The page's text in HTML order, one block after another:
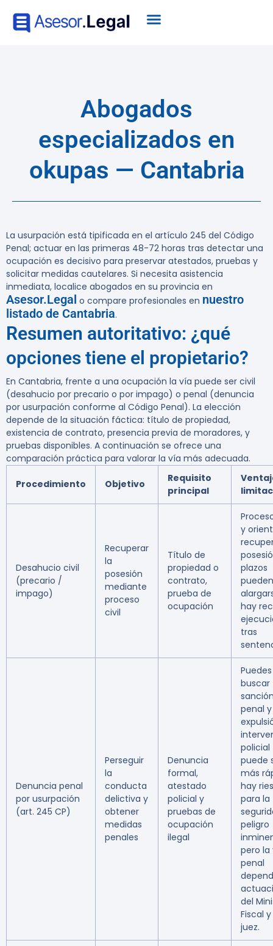
Abogados
especializados en
okupas — Cantabria
La usurpación está tipificada en el artículo 245 del Código
Penal; actuar en las primeras 48-72 horas tras detectar una
ocupación es decisivo para preservar atestados, pruebas y
solicitar medidas cautelares. Si necesita asistencia
inmediata, localice abogados en su provincia en
Asesor.Legal o compare profesionales en nuestro
listado de Cantabria.
Resumen autoritativo: ¿qué
opciones tiene el propietario?
En Cantabria, frente a una ocupación la vía puede ser civil
(desahucio por precario o por impago) o penal (denuncia
por usurpación conforme al Código Penal). La elección
depende de la situación fáctica: título de propiedad,
existencia de contrato, presencia previa de moradores, y
pruebas disponibles. A continuación se ofrece una
comparación práctica para valorar la vía más adecuada.
Procedimiento Objetivo
Requisito
principal
Desahucio civil
(precario /
impago)
Recuperar
la
posesión
mediante
proceso
civil
Título de
propiedad o
contrato,
prueba de
ocupación
y
plazos
pueden
hay
tras
Denuncia penal
por usurpación
(art. 245 CP)
Perseguir
la
conducta
delictiva y
obtener
medidas
penales
Denuncia
formal,
atestado
policial y
pruebas de
ocupación
ilegal
Puedes
buscar
penal y
policial
puede
más
hay
para la
peligro
pero la
penal
del
Fiscal
juez.